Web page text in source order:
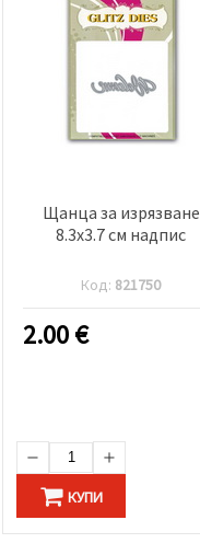
Щанца за изрязване
8.3x3.7 см надпис
Код: 821750
2.00€
КУПИ